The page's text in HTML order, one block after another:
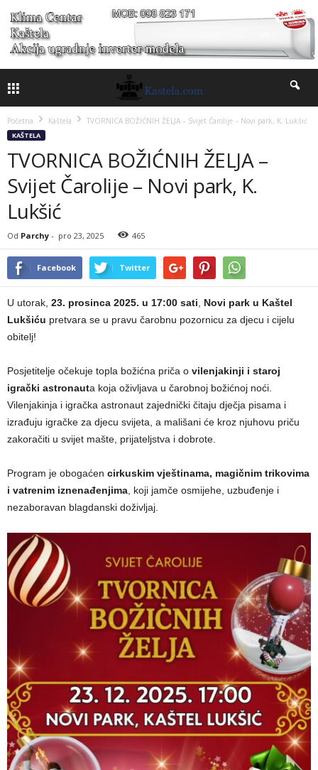
Početna Kaštela TVORNICA BOŽIĆNIH ŽELJA – Svijet Čarolije – Novi park, K. Lukšić
KAŠTELA
TVORNICA BOŽIĆNIH ŽELJA –
Svijet Čarolije – Novi park, K.
Lukšić
Od Parchy - pro 23, 2025 465
Facebook Twitter
U utorak, 23. prosinca 2025. u 17:00 sati
Novi park u Kaštel
Lukšiću pretvara se u pravu čarobnu pozornicu za djecu i cijelu
obitelj!
Posjetitelje očekuje topla božićna priča o vilenjakinji i staroj
igrački astronauta koja oživljava u čarobnoj božićnoj noći.
Vilenjakinja i igračka astronaut zajednički čitaju dječja pisama i
izrađuju igračke za djecu svijeta, a mališani će kroz njuhovu priču
zakoračiti u svijet mašte, prijateljstva i dobrote.
Program je obogaćen cirkuskim vještinama, magičnim trikovima
i vatrenim iznenađenjima , koji jamče osmijehe, uzbuđenje i
nezaboravan blagdanski doživljaj.